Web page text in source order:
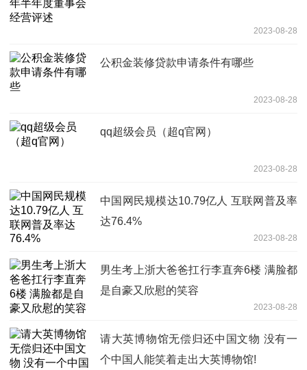
2023-08-28
公积金装修贷款申请条件有哪些
2023-08-28
qq超级会员（超q官网）
2023-08-28
中国网民规模达10.79亿人 互联网普及率
达76.4%
2023-08-28
男生考上浙大爸爸扛行李直奔6楼 满脸都
是自豪又欣慰的笑容
2023-08-28
请大英博物馆无偿归还中国文物 没有一
个中国人能笑着走出大英博物馆!